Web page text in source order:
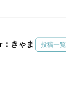
きゃま 投稿一覧